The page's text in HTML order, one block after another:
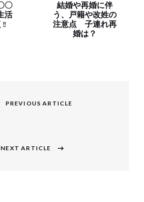
〇
活
結婚や再婚に伴
う、戸籍や改姓の
注意点 子連れ再
婚は？
PREVIOUS ARTICLE
NEXT ARTICLE